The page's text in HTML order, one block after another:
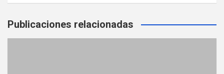
Publicaciones relacionadas